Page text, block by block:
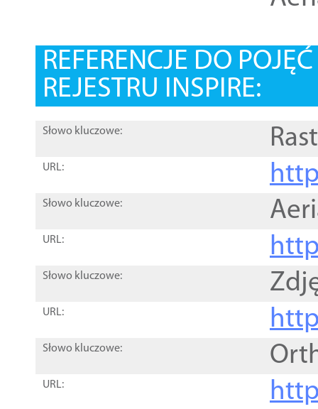
REFERENCJE DO
REJESTRU INSPIRE:
Słowo kluczowe:
URL:
Słowo kluczowe:
URL:
Słowo kluczowe:
URL:
Słowo kluczowe:
URL: